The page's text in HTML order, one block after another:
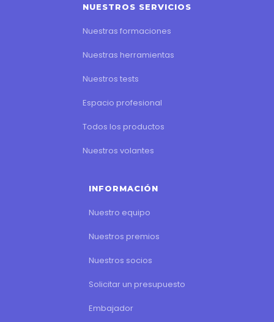
NUESTROS SERVICIOS
Nuestras formaciones
Nuestras herramientas
Nuestros tests
Espacio profesional
Todos los productos
Nuestros volantes
INFORMACIÓN
Nuestro equipo
Nuestros premios
Nuestros socios
Solicitar un presupuesto
Embajador